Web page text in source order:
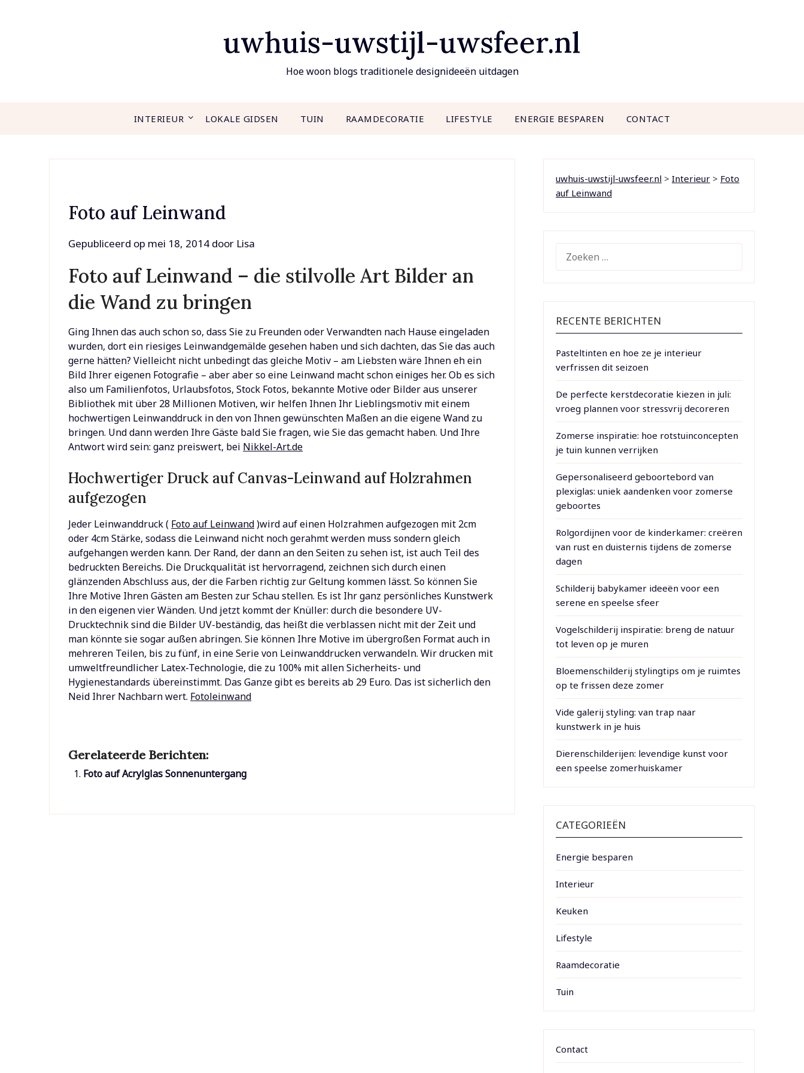
uwhuis-uwstijl-uwsfeer.nl
Hoe woon blogs traditionele designideeën uitdagen
INTERIEUR LOKALE GIDSEN TUIN RAAMDECORATIE LIFESTYLE ENERGIE BESPAREN CONTACT
Foto auf Leinwand
Gepubliceerd op mei 18, 2014 door Lisa
Foto auf Leinwand – die stilvolle Art Bilder an
die Wand zu bringen
Ging Ihnen das auch schon so, dass Sie zu Freunden oder Verwandten nach Hause eingeladen
wurden, dort ein riesiges Leinwandgemälde gesehen haben und sich dachten, das Sie das auch
gerne hätten? Vielleicht nicht unbedingt das gleiche Motiv – am Liebsten wäre Ihnen eh ein
Bild Ihrer eigenen Fotografie – aber aber so eine Leinwand macht schon einiges her. Ob es sich
also um Familienfotos, Urlaubsfotos, Stock Fotos, bekannte Motive oder Bilder aus unserer
Bibliothek mit über 28 Millionen Motiven, wir helfen Ihnen Ihr Lieblingsmotiv mit einem
hochwertigen Leinwanddruck in den von Ihnen gewünschten Maßen an die eigene Wand zu
bringen. Und dann werden Ihre Gäste bald Sie fragen, wie Sie das gemacht haben. Und Ihre
Antwort wird sein: ganz preiswert, bei Nikkel-Art.de
Hochwertiger Druck auf Canvas-Leinwand auf Holzrahmen
aufgezogen
Jeder Leinwanddruck ( Foto auf Leinwand)wird auf einen Holzrahmen aufgezogen mit 2cm
oder 4cm Stärke, sodass die Leinwand nicht noch gerahmt werden muss sondern gleich
aufgehangen werden kann. Der Rand, der dann an den Seiten zu sehen ist, ist auch Teil des
bedruckten Bereichs. Die Druckqualität ist hervorragend, zeichnen sich durch einen
glänzenden Abschluss aus, der die Farben richtig zur Geltung kommen lässt. So können Sie
Ihre Motive Ihren Gästen am Besten zur Schau stellen. Es ist Ihr ganz persönliches Kunstwerk
in den eigenen vier Wänden. Und jetzt kommt der Knüller: durch die besondere UV-
Drucktechnik sind die Bilder UV-beständig, das heißt die verblassen nicht mit der Zeit und
man könnte sie sogar außen abringen. Sie können Ihre Motive im übergroßen Format auch in
mehreren Teilen, bis zu fünf, in eine Serie von Leinwanddrucken verwandeln. Wir drucken mit
umweltfreundlicher Latex-Technologie, die zu 100% mit allen Sicherheits- und
Hygienestandards übereinstimmt. Das Ganze gibt es bereits ab 29 Euro. Das ist sicherlich den
Neid Ihrer Nachbarn wert. Fotoleinwand
Gerelateerde Berichten:
Foto auf Acrylglas Sonnenuntergang
uwhuis-uwstijl-uwsfeer.nl> Interieur> Foto
auf Leinwand
NAAR:
RECENTE BERICHTEN
Pasteltinten en hoe ze je interieur
verfrissen dit seizoen
De perfecte kerstdecoratie kiezen in juli:
vroeg plannen voor stressvrij decoreren
Zomerse inspiratie: hoe rotstuinconcepten
je tuin kunnen verrijken
Gepersonaliseerd geboortebord van
plexiglas: uniek aandenken voor zomerse
geboortes
Rolgordijnen voor de kinderkamer: creëren
van rust en duisternis tijdens de zomerse
dagen
Schilderij babykamer ideeën voor een
serene en speelse sfeer
Vogelschilderij inspiratie: breng de natuur
tot leven op je muren
Bloemenschilderij stylingtips om je ruimtes
op te frissen deze zomer
Vide galerij styling: van trap naar
kunstwerk in je huis
Dierenschilderijen: levendige kunst voor
een speelse zomerhuiskamer
CATEGORIEËN
Energie besparen
Interieur
Keuken
Lifestyle
Raamdecoratie
Tuin
Contact